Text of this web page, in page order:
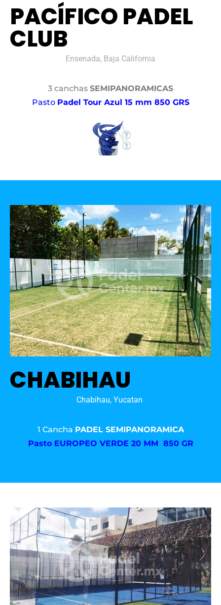
PACÍFICO PADEL
CLUB
Ensenada, Baja California
3 canchas SEMIPANORAMICAS
Pasto Padel Tour Azul 15 mm 850 GRS
CHABIHAU
Chabihau, Yucatan
1 Cancha PADEL SEMIPANORAMICA
Pasto EUROPEO VERDE 20 MM 850 GR